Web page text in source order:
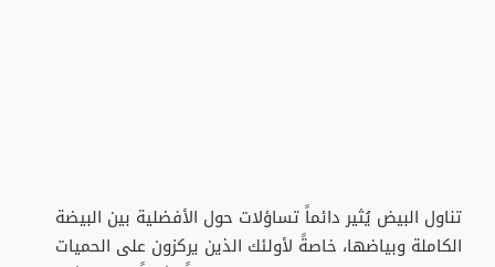
​تناول البيض يُثير دائماً تساؤلات حول الأفضلية بين البيضة
الكاملة وبياضها، خاصةً لأولئك الذين يركزون على الحميات